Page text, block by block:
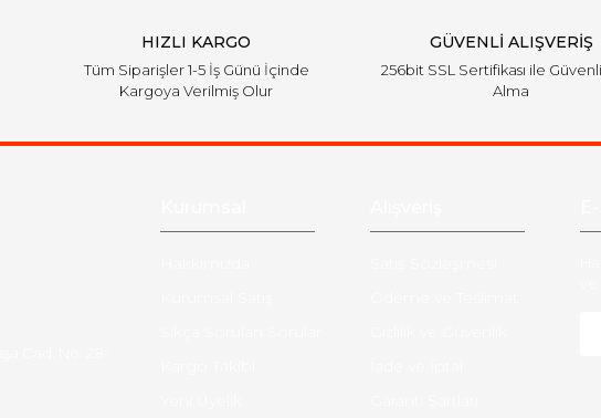
HIZLI KARGO
Tüm Siparişler 1-5 İş Günü İçinde
Kargoya Verilmiş Olur
GÜVENLİ ALIŞVERİŞ
256bit SSL Sertifikası ile
Alma